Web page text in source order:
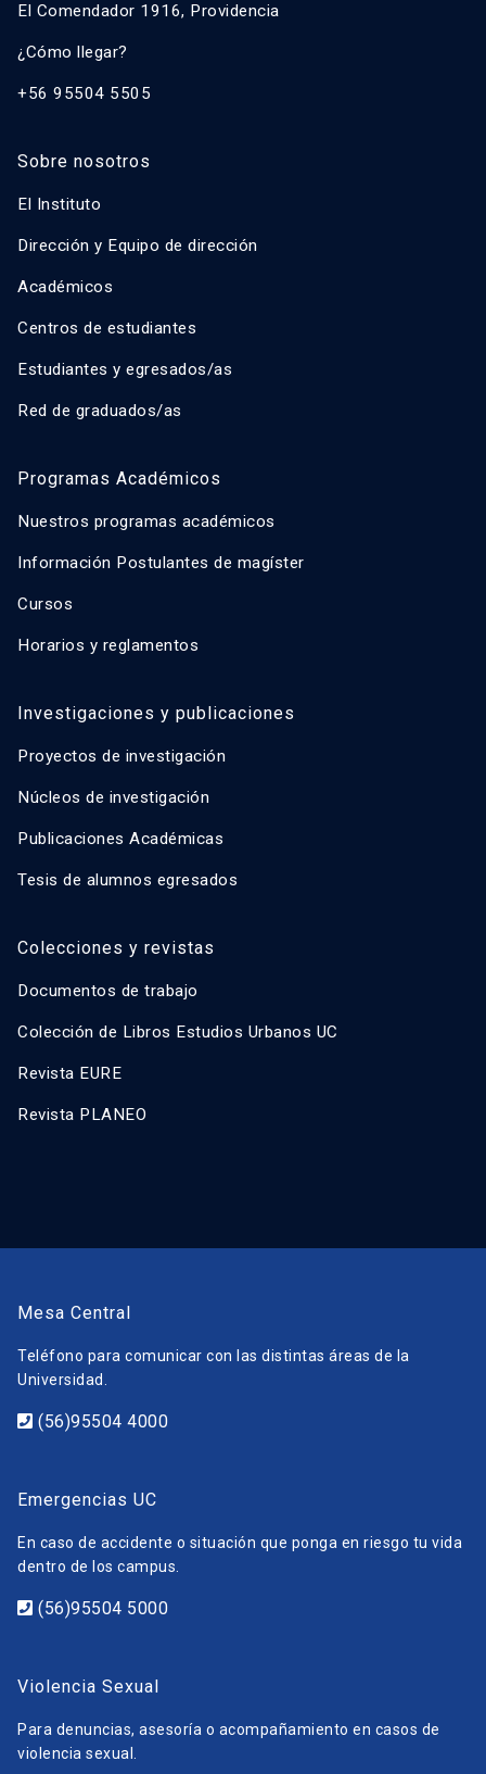
El Comendador 1916, Providencia
¿Cómo llegar?
+56 95504 5505
Sobre nosotros
El Instituto
Dirección y Equipo de dirección
Académicos
Centros de estudiantes
Estudiantes y egresados/as
Red de graduados/as
Programas Académicos
Nuestros programas académicos
Información Postulantes de magíster
Cursos
Horarios y reglamentos
Investigaciones y publicaciones
Proyectos de investigación
Núcleos de investigación
Publicaciones Académicas
Tesis de alumnos egresados
Colecciones y revistas
Documentos de trabajo
Colección de Libros Estudios Urbanos UC
Revista EURE
Revista PLANEO
Mesa Central
Teléfono para comunicar con las distintas áreas de la
Universidad.
(56)95504 4000
Emergencias UC
En caso de accidente o situación que ponga en riesgo tu vida
dentro de los campus.
(56)95504 5000
Violencia Sexual
Para denuncias, asesoría o acompañamiento en casos de
violencia sexual.